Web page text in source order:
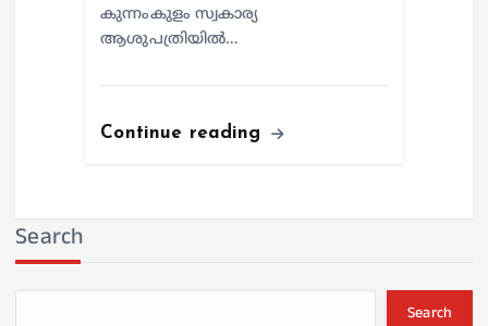
കുന്നംകുളം സ്വകാര്യ
ആശുപത്രിയില്‍…
Continue reading
Search
Search